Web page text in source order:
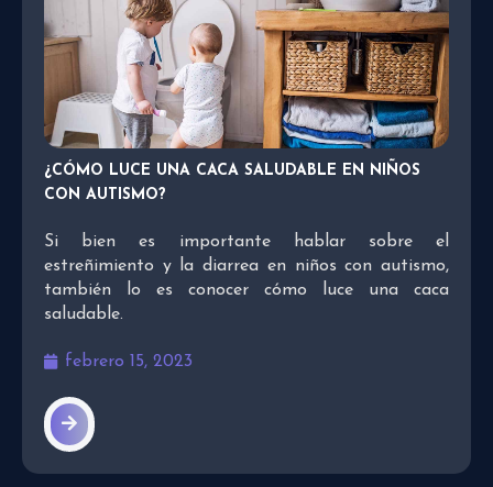
¿CÓMO LUCE UNA CACA SALUDABLE EN NIÑOS
CON AUTISMO?
Si bien es importante hablar sobre el
estreñimiento y la diarrea en niños con autismo,
también lo es conocer cómo luce una caca
saludable.
febrero 15, 2023